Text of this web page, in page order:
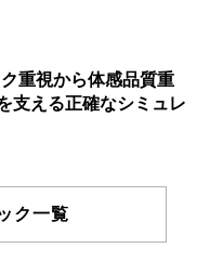
重視から体感品質重
える正確なシミュレ
ク一覧